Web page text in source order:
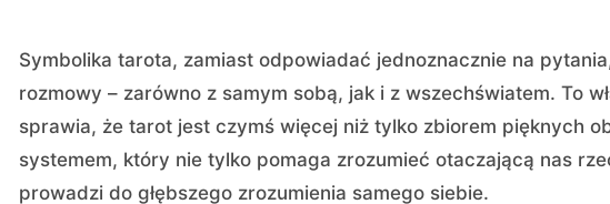
Symbolika tarota, zamiast odpowiadać jednoznacznie na
rozmowy – zarówno z samym sobą, jak i z wszechświatem. To
sprawia, że tarot jest czymś więcej niż tylko zbiorem pięknych
systemem, który nie tylko pomaga zrozumieć otaczającą nas
prowadzi do głębszego zrozumienia samego siebie.